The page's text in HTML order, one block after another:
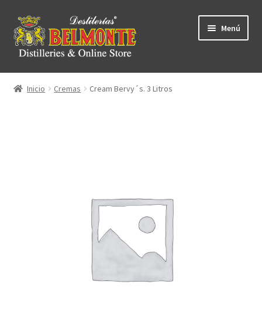
Ir
a
la
Ir
al
contenido
Menú
Inicio Cremas Cream Bervy´s. 3 Litros